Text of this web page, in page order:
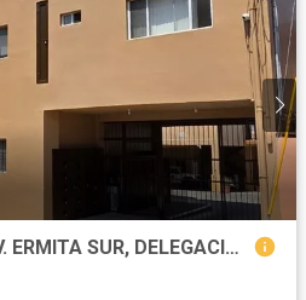
ESTUDIO EN RENTA, AV. ERMITA SUR, DELEGACION LA MESA, TIJUANA, B.C.